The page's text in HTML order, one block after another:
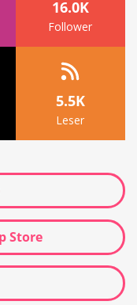
16.0K
Follower
5.5K
Leser
Store